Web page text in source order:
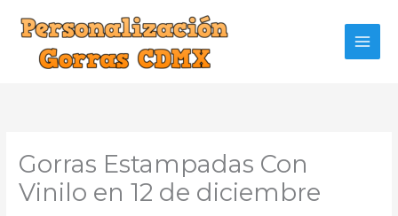
contenido
Gorras Estampadas Con
Vinilo en 12 de diciembre